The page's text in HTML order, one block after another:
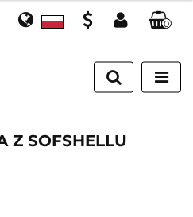
Zaloguj się
Załóż konto
Zgody cookies
0
Z SOFSHELLU